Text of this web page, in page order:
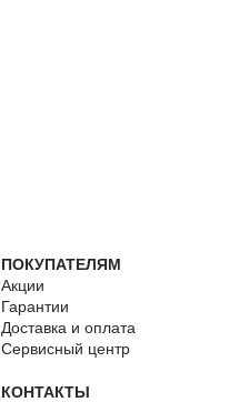
ПОКУПАТЕЛЯМ
Акции
Гарантии
Доставка и оплата
Сервисный центр
КОНТАКТЫ